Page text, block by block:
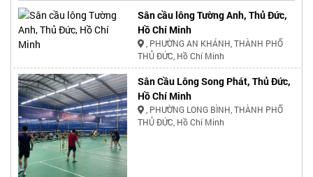
Sân cầu lông Tường Anh, Thủ Đức,
Hồ Chí Minh
, PHƯỜNG AN KHÁNH, THÀNH PHỐ
THỦ ĐỨC, Hồ Chí Minh
Sân Cầu Lông Song Phát, Thủ Đức,
Hồ Chí Minh
, PHƯỜNG LONG BÌNH, THÀNH PHỐ
THỦ ĐỨC, Hồ Chí Minh